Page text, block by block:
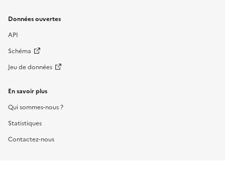
Données ouvertes
API
Schéma
Jeu de données
En savoir plus
Qui sommes-nous ?
Statistiques
Contactez-nous